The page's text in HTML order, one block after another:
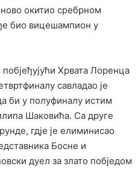
окитио сребрном
био вицешампион у
Хрвата Лоренца
савладао је
би у полуфиналу истим
Шаковића. Са друге
гд‌је је елиминисао
Босне и
дуел за злато побједом